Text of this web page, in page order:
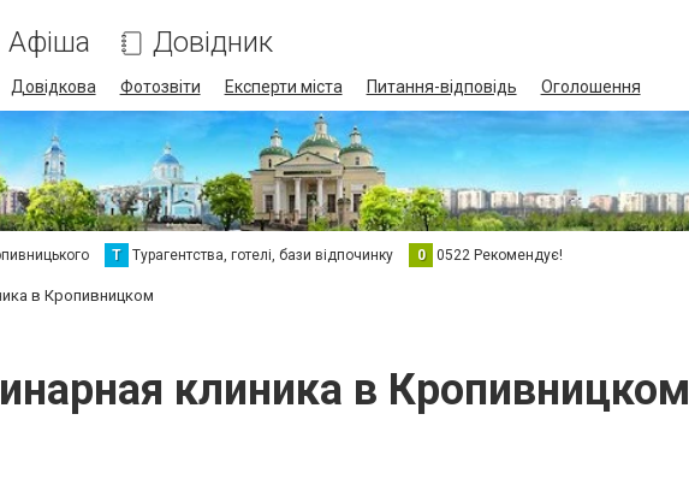
Афіша Довідник
Довідкова Фотозвіти Експерти міста Питання-відповідь Оголошення
Т Турагентства, готелі, бази відпочинку 0 0522 Рекомендує!
в Кропивницком
клиника в Кропивницком